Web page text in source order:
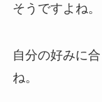
そうですよね。
自分の好みに
ね。